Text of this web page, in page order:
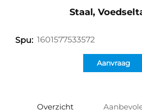
Staal,
Spu: 1601577533572
Aanvraag
Overzicht